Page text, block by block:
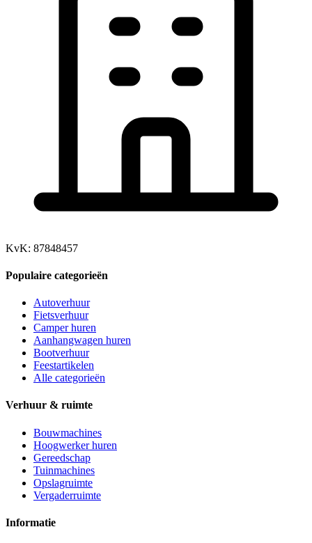
KvK: 87848457
Populaire categorieën
Autoverhuur
Fietsverhuur
Camper huren
Aanhangwagen huren
Bootverhuur
Feestartikelen
Alle categorieën
Verhuur & ruimte
Bouwmachines
Hoogwerker huren
Gereedschap
Tuinmachines
Opslagruimte
Vergaderruimte
Informatie